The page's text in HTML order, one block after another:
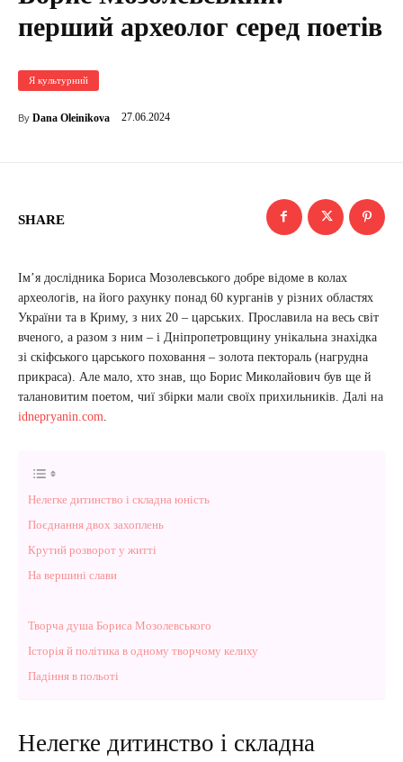
перший археолог серед поетів
Я культурний
By Dana Oleinikova 27.06.2024
SHARE
Ім’я дослідника Бориса Мозолевського добре відоме в колах
археологів, на його рахунку понад 60 курганів у різних областях
України та в Криму, з них 20 – царських. Прославила на весь світ
вченого, а разом з ним – і Дніпропетровщину унікальна знахідка
зі скіфського царського поховання – золота пектораль (нагрудна
прикраса). Але мало, хто знав, що Борис Миколайович був ще й
талановитим поетом, чиї збірки мали своїх прихильників. Далі на
idnepryanin.com
Нелегке дитинство і складна юність
Поєднання двох захоплень
Крутий розворот у житті
На вершині слави
Творча душа Бориса Мозолевського
Історія й політика в одному творчому келиху
Падіння в польоті
Нелегке дитинство і складна